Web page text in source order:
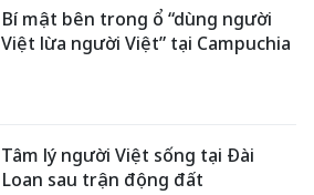
Bí mật bên trong ổ “dùng người
Việt lừa người Việt” tại Campuchia
Tâm lý người Việt sống tại Đài
Loan sau trận động đất